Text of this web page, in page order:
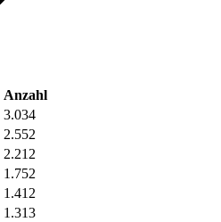
Anzahl
3.034
2.552
2.212
1.752
1.412
1.313